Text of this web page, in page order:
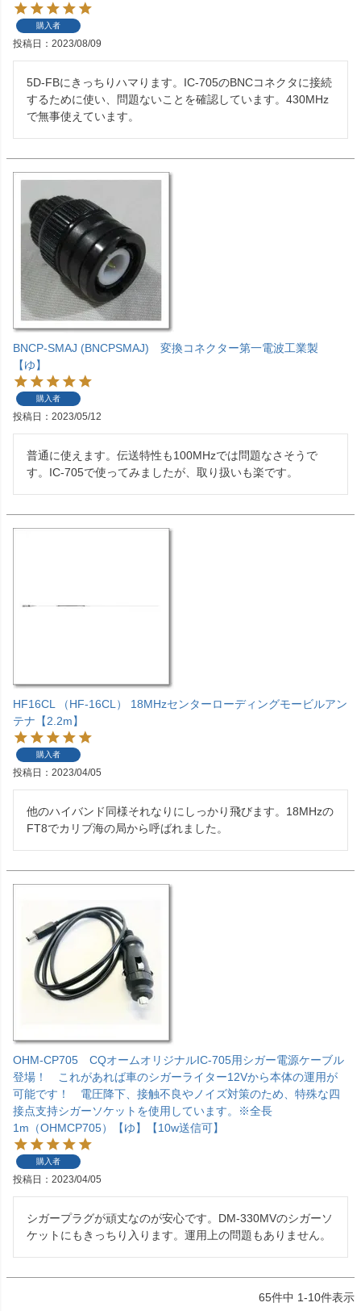
購入者
投稿日 2023/08/09
5D-FBにきっちりハマります。IC-705のBNCコネクタに接続
するために使い、問題ないことを確認しています。430MHz
で無事使えています。
BNCP-SMAJ (BNCPSMAJ) 変換コネクター第一電波工業製
【ゆ】
購入者
投稿日 2023/05/12
普通に使えます。伝送特性も100MHzでは問題なさそうで
す。IC-705で使ってみましたが、取り扱いも楽です。
HF16CL （HF-16CL） 18MHzセンターローディングモービルアン
テナ【2.2m】
購入者
投稿日 2023/04/05
他のハイバンド同様それなりにしっかり飛びます。18MHzの
FT8でカリブ海の局から呼ばれました。
OHM-CP705 CQオームオリジナルIC-705用シガー電源ケーブル
登場！ これがあれば車のシガーライター12Vから本体の運用が
可能です！ 電圧降下、接触不良やノイズ対策のため、特殊な四
接点支持シガーソケットを使用しています。※全長
1m（OHMCP705）【ゆ】【10w送信可】
購入者
投稿日 2023/04/05
シガープラグが頑丈なのが安心です。DM-330MVのシガーソ
ケットにもきっちり入ります。運用上の問題もありません。
65件中 1-10件表示